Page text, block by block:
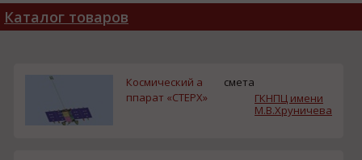
Каталог товаров
Космический а
ппарат «СТЕРХ»
смета
ГКНПЦ имени
М.В.Хруничева